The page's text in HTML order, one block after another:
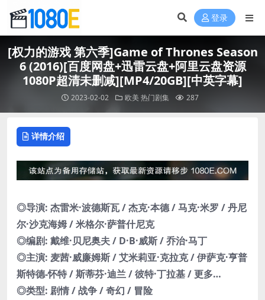
登录
[权力的游戏 第六季]Game of Thrones Season
6 (2016)[百度网盘+迅雷云盘+阿里云盘资源
1080P超清未删减][MP4/20GB][中英字幕]
2023-02-02 欧美热门剧集 287
详情介绍
◎导演: 杰雷米·波德斯瓦 / 杰克·本德 / 马克·米罗 / 丹尼
尔·沙克海姆 / 米格尔·萨普什尼克
◎编剧: 戴维·贝尼奥夫 / D·B·威斯 / 乔治·马丁
◎主演: 麦茜·威廉姆斯 / 艾米莉亚·克拉克 / 伊萨克·亨普
斯特德-怀特 / 斯蒂芬·迪兰 / 彼特·丁拉基 / 更多…
◎类型: 剧情 / 战争 / 奇幻 / 冒险